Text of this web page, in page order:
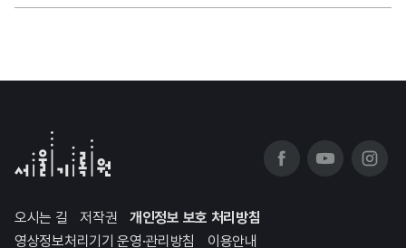
오시는 길 저작권
개인정보 보호 처리방침
영상정보처리기기 운영·관리방침
이용안내